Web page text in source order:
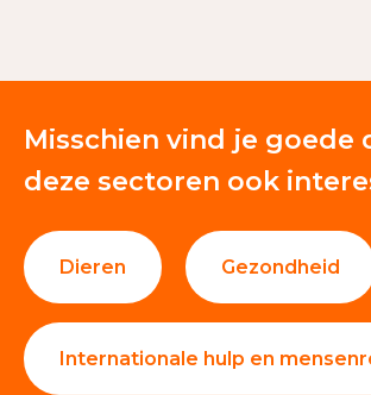
Misschien vind je goede
deze sectoren ook
Dieren Gezondheid
Internationale hulp en